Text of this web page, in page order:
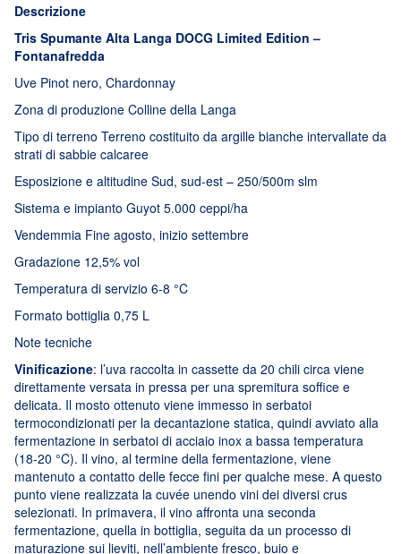
Descrizione
Tris Spumante Alta Langa DOCG Limited Edition –
Fontanafredda
Uve Pinot nero, Chardonnay
Zona di produzione Colline della Langa
Tipo di terreno Terreno costituito da argille bianche intervallate da
strati di sabbie calcaree
Esposizione e altitudine Sud, sud-est – 250/500m slm
Sistema e impianto Guyot 5.000 ceppi/ha
Vendemmia Fine agosto, inizio settembre
Gradazione 12,5% vol
Temperatura di servizio 6-8 °C
Formato bottiglia 0,75 L
Note tecniche
Vinificazione: l’uva raccolta in cassette da 20 chili circa viene
direttamente versata in pressa per una spremitura soffice e
delicata. Il mosto ottenuto viene immesso in serbatoi
termocondizionati per la decantazione statica, quindi avviato alla
fermentazione in serbatoi di acciaio inox a bassa temperatura
(18-20 °C). Il vino, al termine della fermentazione, viene
mantenuto a contatto delle fecce fini per qualche mese. A questo
punto viene realizzata la cuvée unendo vini dei diversi crus
selezionati. In primavera, il vino affronta una seconda
fermentazione, quella in bottiglia, seguita da un processo di
maturazione sui lieviti, nell’ambiente fresco, buio e